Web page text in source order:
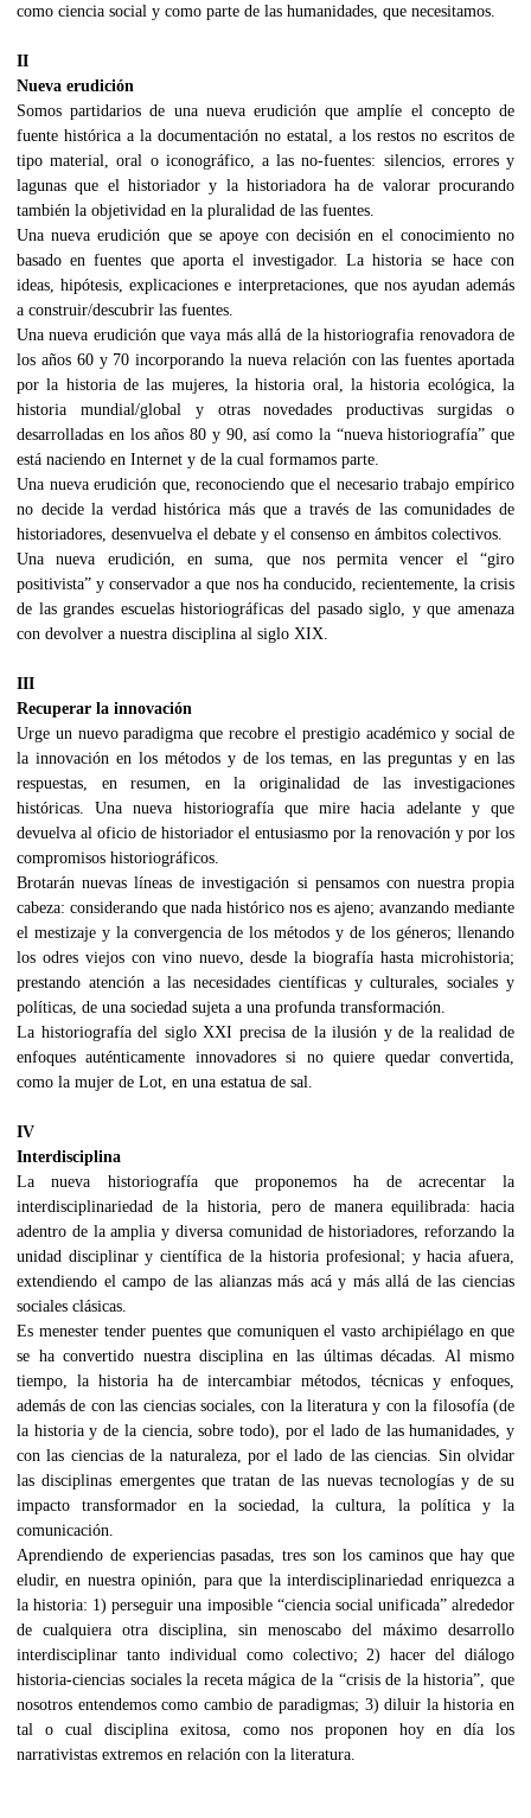
como ciencia social y como parte de las humanidades, que necesitamos.
II
Nueva erudición
Somos partidarios de una nueva erudición que amplíe el concepto de
fuente histórica a la documentación no estatal, a los restos no escritos de
tipo material, oral o iconográfico, a las no-fuentes: silencios, errores y
lagunas que el historiador y la historiadora ha de valorar procurando
también la objetividad en la pluralidad de las fuentes.
Una nueva erudición que se apoye con decisión en el conocimiento no
basado en fuentes que aporta el investigador. La historia se hace con
ideas, hipótesis, explicaciones e interpretaciones, que nos ayudan además
a construir/descubrir las fuentes.
Una nueva erudición que vaya más allá de la historiografia renovadora de
los años 60 y 70 incorporando la nueva relación con las fuentes aportada
por la historia de las mujeres, la historia oral, la historia ecológica, la
historia mundial/global y otras novedades productivas surgidas o
desarrolladas en los años 80 y 90, así como la “nueva historiografía” que
está naciendo en Internet y de la cual formamos parte.
Una nueva erudición que, reconociendo que el necesario trabajo empírico
no decide la verdad histórica más que a través de las comunidades de
historiadores, desenvuelva el debate y el consenso en ámbitos colectivos.
Una nueva erudición, en suma, que nos permita vencer el “giro
positivista” y conservador a que nos ha conducido, recientemente, la crisis
de las grandes escuelas historiográficas del pasado siglo, y que amenaza
con devolver a nuestra disciplina al siglo XIX.
III
Recuperar la innovación
Urge un nuevo paradigma que recobre el prestigio académico y social de
la innovación en los métodos y de los temas, en las preguntas y en las
respuestas, en resumen, en la originalidad de las investigaciones
históricas. Una nueva historiografía que mire hacia adelante y que
devuelva al oficio de historiador el entusiasmo por la renovación y por los
compromisos historiográficos.
Brotarán nuevas líneas de investigación si pensamos con nuestra propia
cabeza: considerando que nada histórico nos es ajeno; avanzando mediante
el mestizaje y la convergencia de los métodos y de los géneros; llenando
los odres viejos con vino nuevo, desde la biografía hasta microhistoria;
prestando atención a las necesidades científicas y culturales, sociales y
políticas, de una sociedad sujeta a una profunda transformación.
La historiografía del siglo XXI precisa de la ilusión y de la realidad de
enfoques auténticamente innovadores si no quiere quedar convertida,
como la mujer de Lot, en una estatua de sal.
IV
Interdisciplina
La nueva historiografía que proponemos ha de acrecentar la
interdisciplinariedad de la historia, pero de manera equilibrada: hacia
adentro de la amplia y diversa comunidad de historiadores, reforzando la
unidad disciplinar y científica de la historia profesional; y hacia afuera,
extendiendo el campo de las alianzas más acá y más allá de las ciencias
sociales clásicas.
Es menester tender puentes que comuniquen el vasto archipiélago en que
se ha convertido nuestra disciplina en las últimas décadas. Al mismo
tiempo, la historia ha de intercambiar métodos, técnicas y enfoques,
además de con las ciencias sociales, con la literatura y con la filosofía (de
la historia y de la ciencia, sobre todo), por el lado de las humanidades, y
con las ciencias de la naturaleza, por el lado de las ciencias. Sin olvidar
las disciplinas emergentes que tratan de las nuevas tecnologías y de su
impacto transformador en la sociedad, la cultura, la política y la
comunicación.
Aprendiendo de experiencias pasadas, tres son los caminos que hay que
eludir, en nuestra opinión, para que la interdisciplinariedad enriquezca a
la historia: 1) perseguir una imposible “ciencia social unificada” alrededor
de cualquiera otra disciplina, sin menoscabo del máximo desarrollo
interdisciplinar tanto individual como colectivo; 2) hacer del diálogo
historia-ciencias sociales la receta mágica de la “crisis de la historia”, que
nosotros entendemos como cambio de paradigmas; 3) diluir la historia en
tal o cual disciplina exitosa, como nos proponen hoy en día los
narrativistas extremos en relación con la literatura.